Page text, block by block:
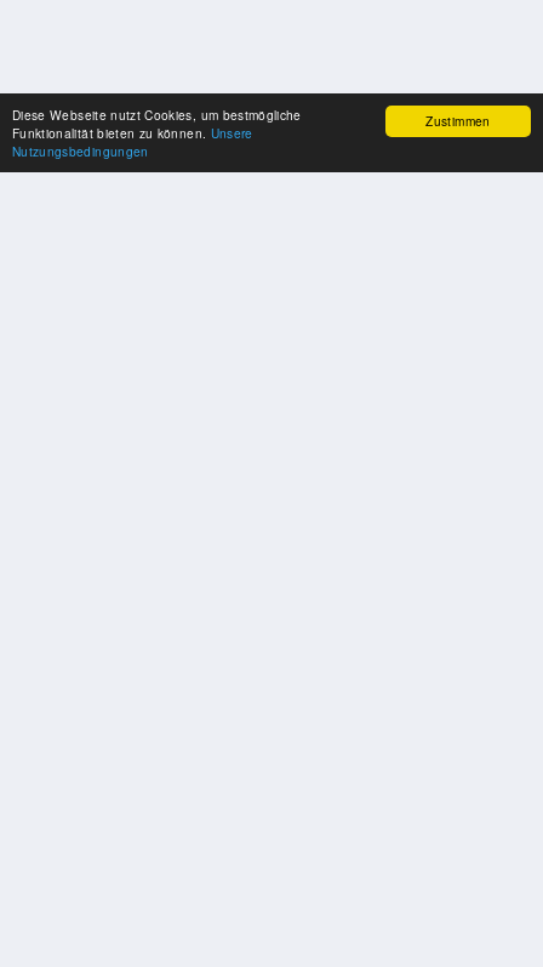
Zustimmen
Diese Webseite nutzt Cookies, um bestmögliche
Funktionalität bieten zu können. Unsere
Nutzungsbedingungen